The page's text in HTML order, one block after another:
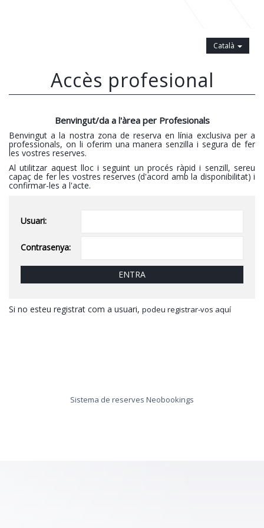
Català
Accès profesional
Benvingut/da a l'àrea per Profesionals
Benvingut a la nostra zona de reserva en línia exclusiva per a
professionals, on li oferim una manera senzilla i segura de fer
les vostres reserves.
Al utilitzar aquest lloc i seguint un procés ràpid i senzill, sereu
capaç de fer les vostres reserves (d'acord amb la disponibilitat) i
confirmar-les a l'acte.
Usuari:
Contrasenya:
ENTRA
Si no esteu registrat com a usuari, podeu registrar-vos aquí
Sistema de reserves Neobookings